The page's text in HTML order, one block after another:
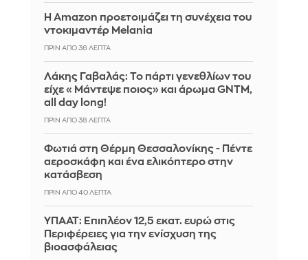
Η Amazon προετοιμάζει τη συνέχεια του
ντοκιμαντέρ Melania
ΠΡΙΝ ΑΠΌ 36 ΛΕΠΤΆ
Λάκης Γαβαλάς: Το πάρτι γενεθλίων του
είχε «Μάντεψε ποιος» και άρωμα GNTM,
all day long!
ΠΡΙΝ ΑΠΌ 38 ΛΕΠΤΆ
Φωτιά στη Θέρμη Θεσσαλονίκης - Πέντε
αεροσκάφη και ένα ελικόπτερο στην
κατάσβεση
ΠΡΙΝ ΑΠΌ 40 ΛΕΠΤΆ
ΥΠΑΑΤ: Επιπλέον 12,5 εκατ. ευρώ στις
Περιφέρειες για την ενίσχυση της
βιοασφάλειας